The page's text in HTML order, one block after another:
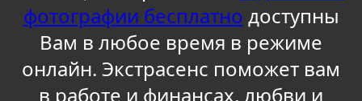
фотографии бесплатно доступны
Вам в любое время в режиме
онлайн. Экстрасенс поможет вам
в работе и финансах, любви и